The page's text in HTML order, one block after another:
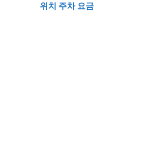
위치 주차 요금